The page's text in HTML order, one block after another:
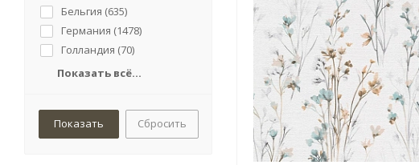
Бельгия (635)
Германия (1478)
Голландия (70)
Показать всё...
Сбросить